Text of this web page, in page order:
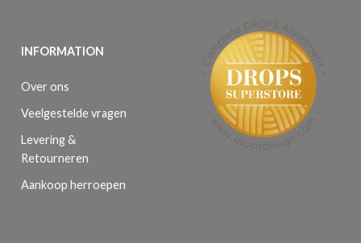
INFORMATION
Over ons
Veelgestelde vragen
Levering &
Retourneren
Aankoop herroepen